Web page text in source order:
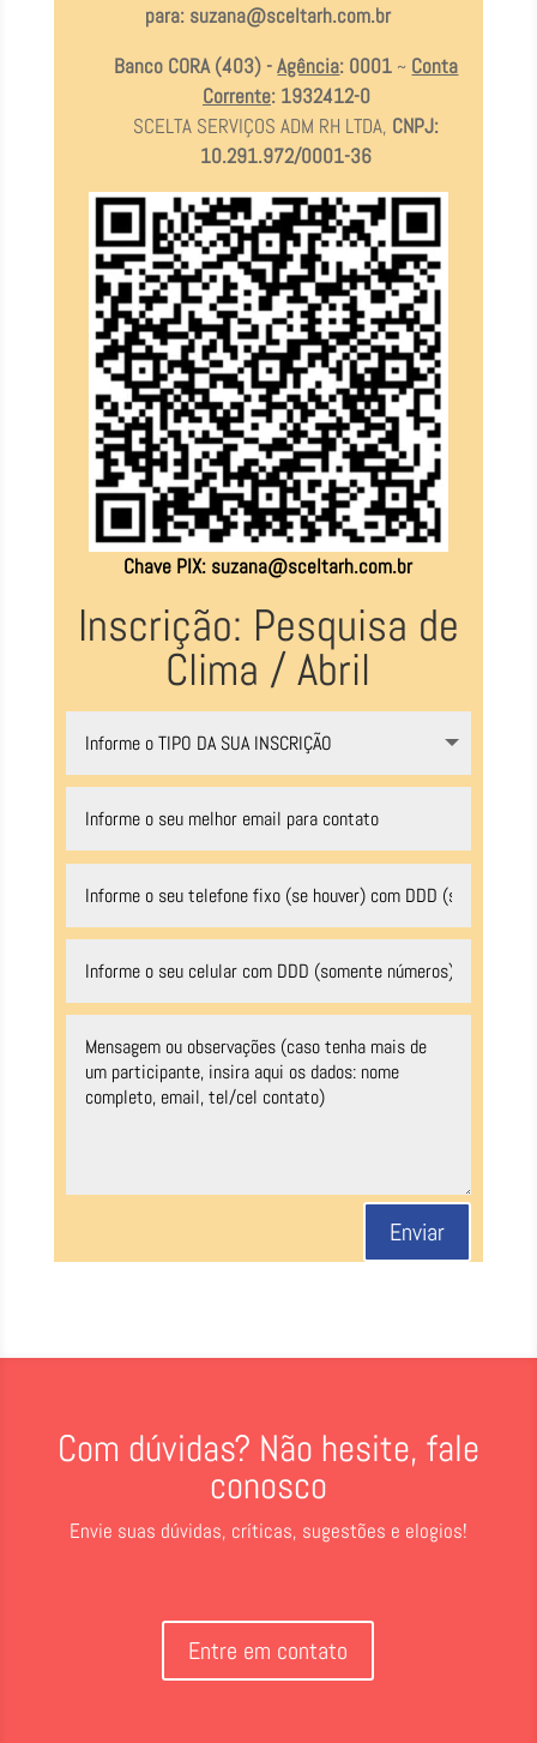
para: suzana@sceltarh.com.br
Banco CORA (403) -Agência: 0001 ~ Conta
Corrente: 1932412-0
SCELTA SERVIÇOS ADM RH LTDA, CNPJ:
10.291.972/0001-36
Chave PIX: suzana@sceltarh.com.br
Inscrição: Pesquisa de
Clima / Abril
Enviar
Com dúvidas? Não hesite, fale
conosco
Envie suas dúvidas, críticas, sugestões e elogios!
Entre em contato